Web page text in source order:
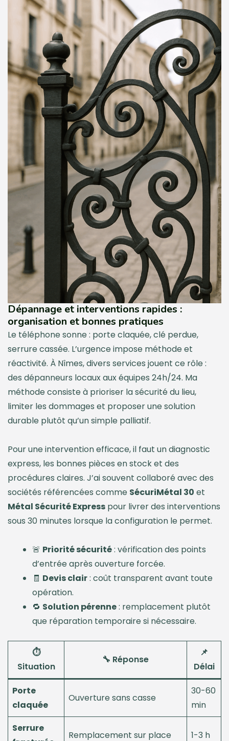
indicatif.
Comparatif des matériaux
Fer forgé
8/10
Acier
7/10
Inox (inoxydable)
Scores indicatifs : durabilité / maintenance /
esthétique.
Sécurité des serrures
Bas Moyen Élevé
Sélectionnez un niveau pour recevoir des
recommandations.
Conseils de sécurité fournis à titre indicatif. Pour un
diagnostic précis, contactez un professionnel local.
Demander un devis Partager
Dépannage et interventions rapides :
organisation et bonnes pratiques
Le téléphone sonne : porte claquée, clé perdue,
serrure cassée. L’urgence impose méthode et
réactivité. À Nîmes, divers services jouent ce rôle :
des dépanneurs locaux aux équipes 24h/24. Ma
méthode consiste à prioriser la sécurité du lieu,
limiter les dommages et proposer une solution
durable plutôt qu’un simple palliatif.
Pour une intervention efficace, il faut un diagnostic
express, les bonnes pièces en stock et des
procédures claires. J’ai souvent collaboré avec des
sociétés référencées comme SécuriMétal 30 et
Métal Sécurité Express pour livrer des interventions
sous 30 minutes lorsque la configuration le permet.
🚨 Priorité sécurité: vérification des points
d’entrée après ouverture forcée.
🧾 Devis clair: coût transparent avant toute
opération.
🔁 Solution pérenne: remplacement plutôt
que réparation temporaire si nécessaire.
⏱️
Situation
🔧 Réponse
📌
Délai
Porte
claquée
Ouverture sans casse
30-60
min
Serrure
Remplacement sur place 1-3 h